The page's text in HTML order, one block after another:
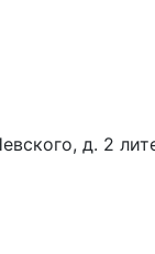
д. 2